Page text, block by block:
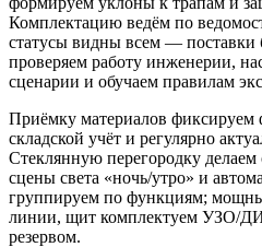
Комплектацию ведём по
статусы видны всем — поставки
проверяем работу инженерии,
сценарии и обучаем правилам
Приёмку материалов фиксируем
складской учёт и регулярно
Стеклянную перегородку делаем
сцены света «ночь/утро» и
группируем по функциям;
линии, щит комплектуем УЗО/
резервом.